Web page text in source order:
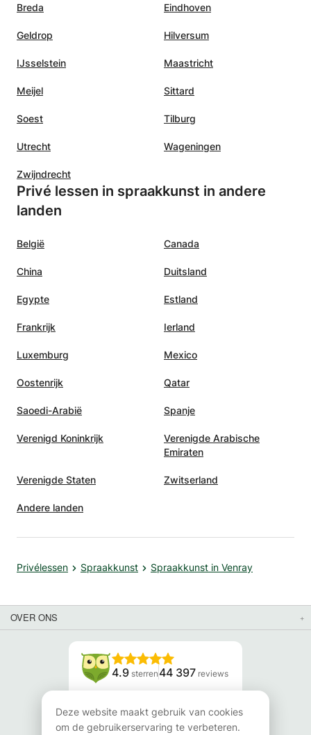
Breda Eindhoven
Geldrop Hilversum
IJsselstein Maastricht
Meijel Sittard
Soest Tilburg
Utrecht Wageningen
Zwijndrecht
Privé lessen in spraakkunst in andere
landen
België Canada
China Duitsland
Egypte Estland
Frankrijk Ierland
Luxemburg Mexico
Oostenrijk Qatar
Saoedi-Arabië Spanje
Verenigd Koninkrijk
Verenigde Arabische
Emiraten
Verenigde Staten Zwitserland
Andere landen
Privélessen Spraakkunst Spraakkunst in Venray
OVER ONS
4.9 sterren 44 397 reviews
Lees onze reviews
Deze website maakt gebruik van cookies
om de gebruikerservaring te verbeteren.